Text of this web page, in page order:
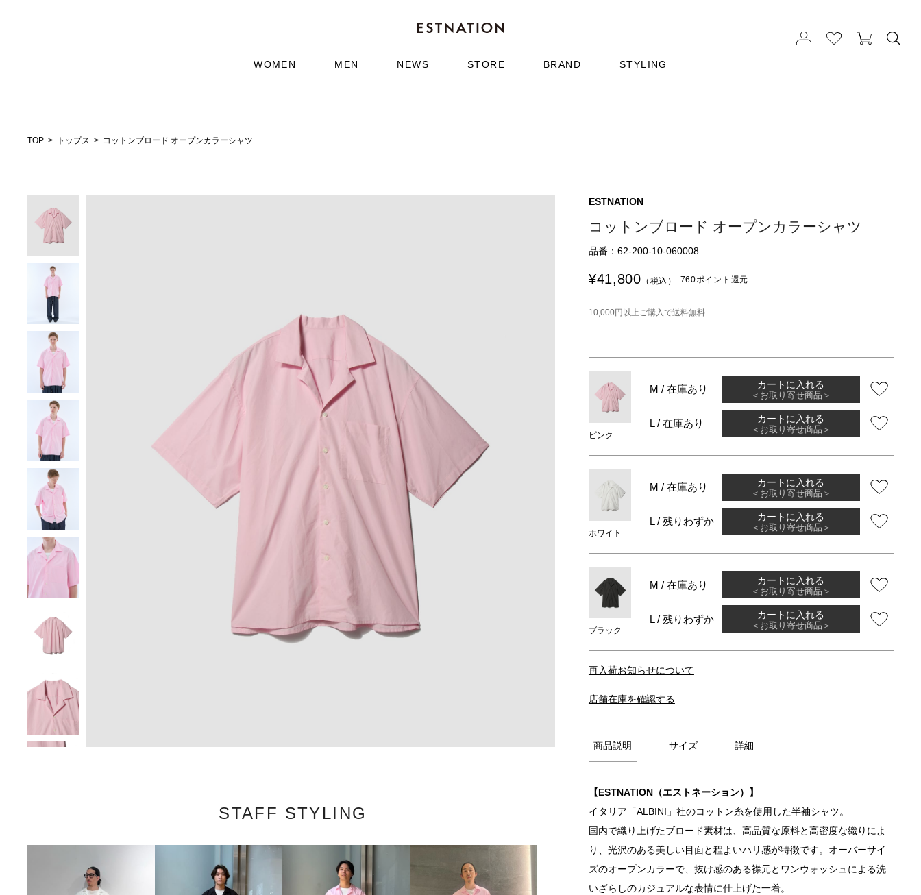
WOMEN MEN NEWS STORE BRAND STYLING
TOP トップス コットンブロード オープンカラーシャツ
STAFF STYLING
ESTNATION
コットンブロード オープンカラーシャツ
品番：62-200-10-060008
¥41,800 （税込） 760ポイント還元
10,000円以上ご購入で送料無料
ピンク
M / 在庫あり カートに入れる
＜お取り寄せ商品＞
L / 在庫あり カートに入れる
＜お取り寄せ商品＞
ホワイト
M / 在庫あり カートに入れる
＜お取り寄せ商品＞
L / 残りわずか カートに入れる
＜お取り寄せ商品＞
ブラック
M / 在庫あり カートに入れる
＜お取り寄せ商品＞
L / 残りわずか カートに入れる
＜お取り寄せ商品＞
再入荷お知らせについて
店舗在庫を確認する
商品説明 サイズ 詳細
【ESTNATION（エストネーション）】
イタリア「ALBINI」社のコットン糸を使用した半袖シャツ。
国内で織り上げたブロード素材は、高品質な原料と高密度な織りによ
り、光沢のある美しい目面と程よいハリ感が特徴です。オーバーサイ
ズのオープンカラーで、抜け感のある襟元とワンウォッシュによる洗
いざらしのカジュアルな表情に仕上げた一着。